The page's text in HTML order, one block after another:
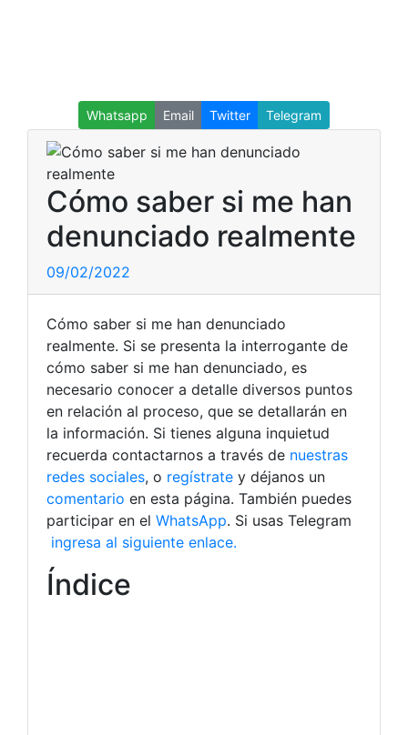
Whatsapp Email Twitter Telegram
Cómo saber si me han
denunciado realmente
09/02/2022
Cómo saber si me han denunciado
realmente. Si se presenta la interrogante de
cómo saber si me han denunciado, es
necesario conocer a detalle diversos puntos
en relación al proceso, que se detallarán en
la información. Si tienes alguna inquietud
recuerda contactarnos a través de nuestras
redes sociales, o regístrate y déjanos un
comentario en esta página. También puedes
participar en el WhatsApp. Si usas Telegram
ingresa al siguiente enlace.
Índice